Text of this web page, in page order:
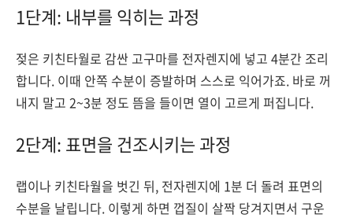
1단계: 내부를 익히는 과정
젖은 키친타월로 감싼 고구마를 전자렌지에 넣고 4분간 조리
합니다. 이때 안쪽 수분이 증발하며 스스로 익어가죠. 바로 꺼
내지 말고 2~3분 정도 뜸을 들이면 열이 고르게 퍼집니다.
2단계: 표면을 건조시키는 과정
랩이나 키친타월을 벗긴 뒤, 전자렌지에 1분 더 돌려 표면의
수분을 날립니다. 이렇게 하면 껍질이 살짝 당겨지면서 구운